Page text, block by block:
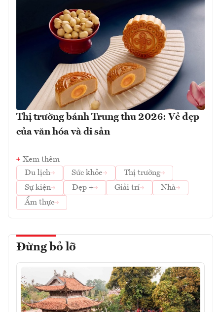
Thị trường bánh Trung thu 2026: Vẻ đẹp
của văn hóa và di sản
Xem thêm
Du lịch
Sức khỏe
Thị trường
Sự kiện
Đẹp + Giải trí
Nhà
Ẩm thực
Đừng bỏ lỡ